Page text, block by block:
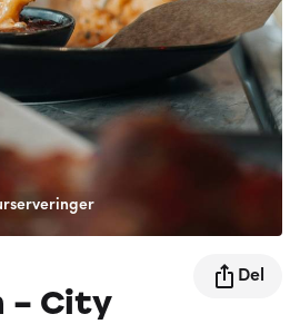
- City
Del